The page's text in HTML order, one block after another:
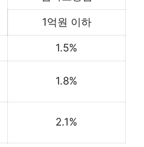
1억원 이하
1.5%
1.8%
2.1%